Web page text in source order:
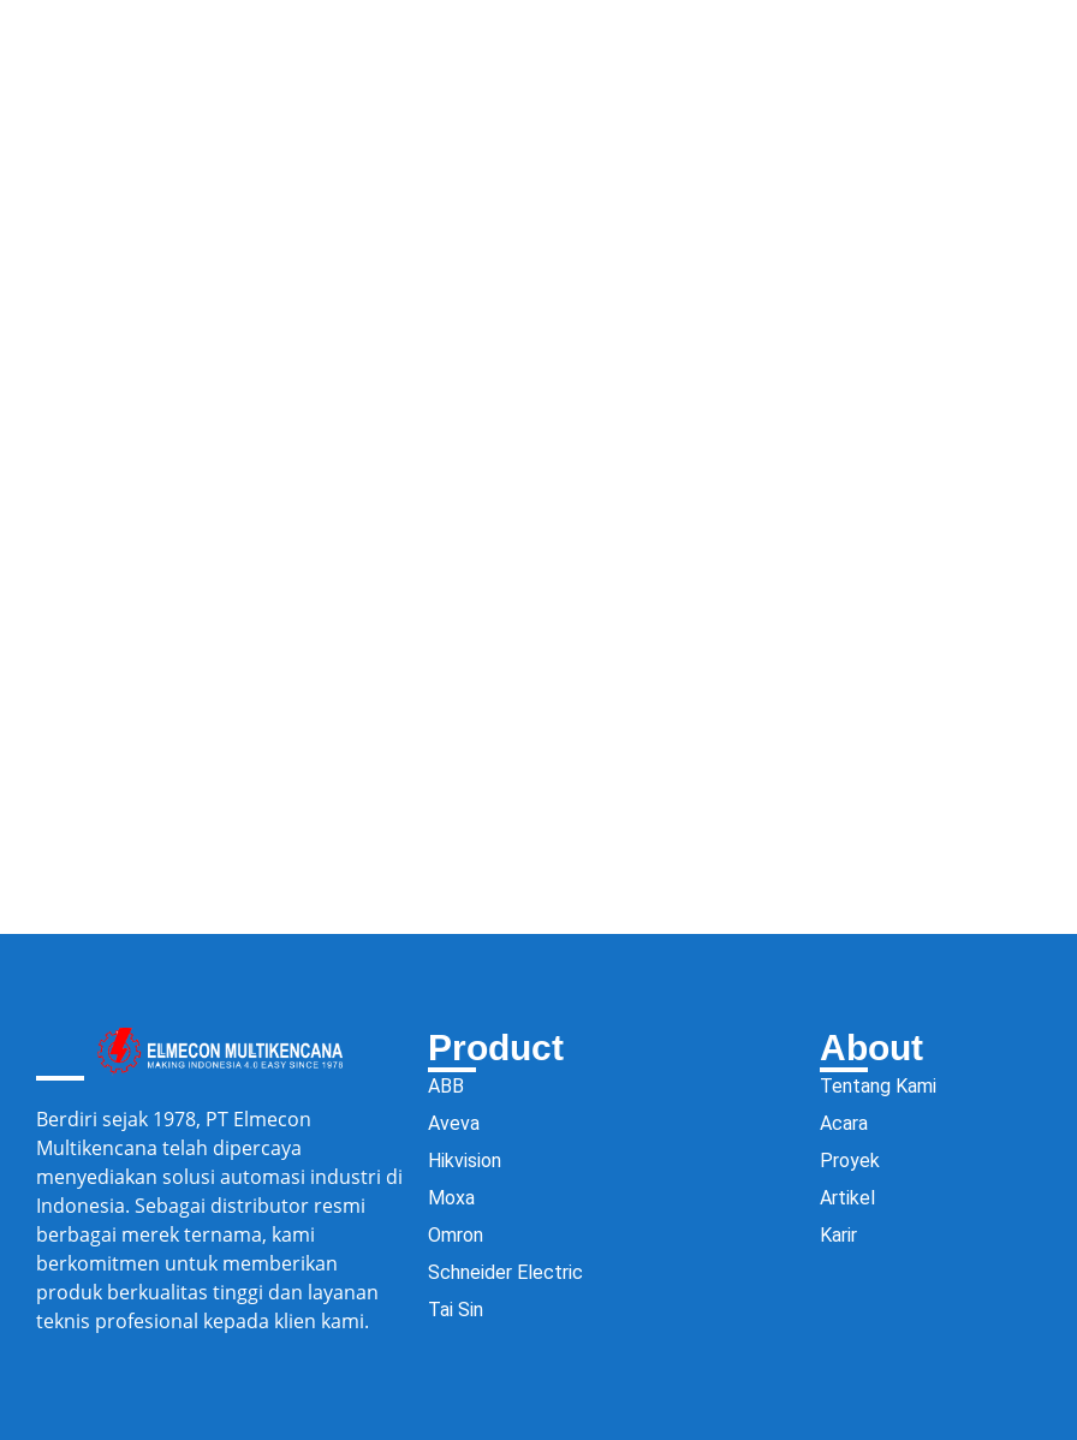
Berdiri sejak 1978, PT Elmecon
Multikencana telah dipercaya
menyediakan solusi automasi industri di
Indonesia. Sebagai distributor resmi
berbagai merek ternama, kami
berkomitmen untuk memberikan
produk berkualitas tinggi dan layanan
teknis profesional kepada klien kami.
Product
ABB
Aveva
Hikvision
Moxa
Omron
Schneider Electric
Tai Sin
About
Tentang Kami
Acara
Proyek
Artikel
Karir